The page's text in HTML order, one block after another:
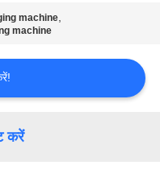
machine,
machine
करें